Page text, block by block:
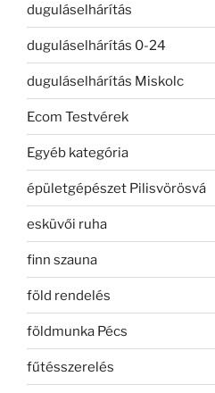
duguláselhárítás
duguláselhárítás 0-24
duguláselhárítás Miskolc
Ecom Testvérek
Egyéb kategória
épületgépészet Pilisvörösvá
esküvői ruha
finn szauna
föld rendelés
földmunka Pécs
fűtésszerelés